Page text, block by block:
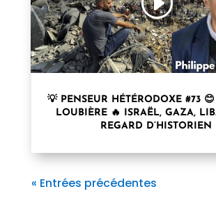
💡 PENSEUR HÉTÉRODOXE #73
LOUBIÈRE 🔥 ISRAËL, GAZA,
REGARD D’HISTORIEN
« Entrées précédentes